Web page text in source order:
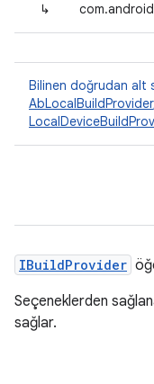
↳
Bilinen doğrudan alt
AbLocalBuildProvider
IBuildProvider
Seçeneklerden
sağlar.